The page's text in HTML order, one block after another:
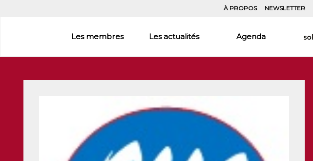
À PROPOS NEWSLETTER
Les membres Les actualités Agenda